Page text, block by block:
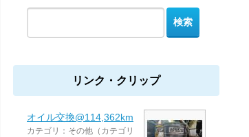
リンク・クリップ
オイル交換@114,362km
カテゴリ：その他（カテゴリ